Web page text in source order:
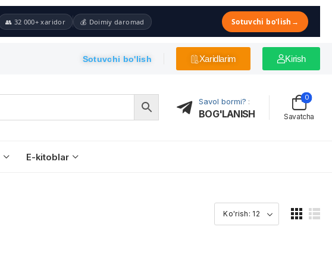
👥 32 000+ xaridor 💰 Doimiy daromad Sotuvchi bo'lish →
Sotuvchi bo'lish Xaridlarim Kirish
Savol bormi? :
BOG'LANISH Savatcha
0
E-kitoblar